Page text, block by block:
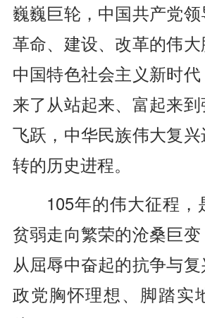
巍巍巨轮，中国共产党
革命、建设、改革的伟
中国特色社会主义新时
来了从站起来、富起来
飞跃，中华民族伟大复
转的历史进程。
105年的伟大征程，
贫弱走向繁荣的沧桑巨
从屈辱中奋起的抗争与
政党胸怀理想、脚踏实